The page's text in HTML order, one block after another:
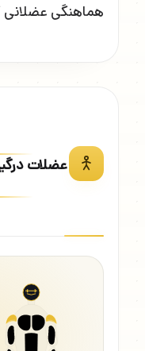
هماهنگی
عضلات